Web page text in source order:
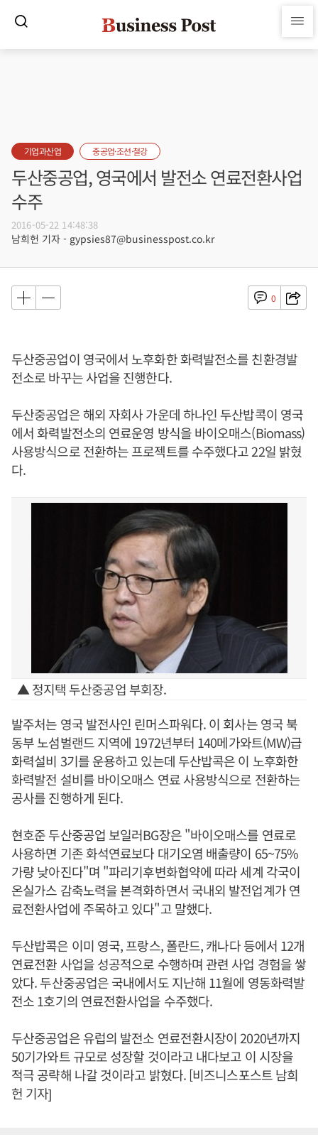
기업과산업 중공업·조선·철강
두산중공업, 영국에서 발전소 연료전환사업
수주
2016-05-22 14:48:38
남희헌 기자 - gypsies87@businesspost.co.kr
0
두산중공업이 영국에서 노후화한 화력발전소를 친환경발
전소로 바꾸는 사업을 진행한다.
두산중공업은 해외 자회사 가운데 하나인 두산밥콕이 영국
에서 화력발전소의 연료운영 방식을 바이오매스(Biomass)
사용방식으로 전환하는 프로젝트를 수주했다고 22일 밝혔
다.
▲ 정지택 두산중공업 부회장.
발주처는 영국 발전사인 린머스파워다. 이 회사는 영국 북
동부 노섬벌랜드 지역에 1972년부터 140메가와트(MW)급
화력설비 3기를 운용하고 있는데 두산밥콕은 이 노후화한
화력발전 설비를 바이오매스 연료 사용방식으로 전환하는
공사를 진행하게 된다.
현호준 두산중공업 보일러BG장은 "바이오매스를 연료로
사용하면 기존 화석연료보다 대기오염 배출량이 65~75%
가량 낮아진다"며 "파리기후변화협약에 따라 세계 각국이
온실가스 감축노력을 본격화하면서 국내외 발전업계가 연
료전환사업에 주목하고 있다"고 말했다.
두산밥콕은 이미 영국, 프랑스, 폴란드, 캐나다 등에서 12개
연료전환 사업을 성공적으로 수행하며 관련 사업 경험을 쌓
았다. 두산중공업은 국내에서도 지난해 11월에 영동화력발
전소 1호기의 연료전환사업을 수주했다.
두산중공업은 유럽의 발전소 연료전환시장이 2020년까지
50기가와트 규모로 성장할 것이라고 내다보고 이 시장을
적극 공략해 나갈 것이라고 밝혔다. [비즈니스포스트 남희
헌 기자]